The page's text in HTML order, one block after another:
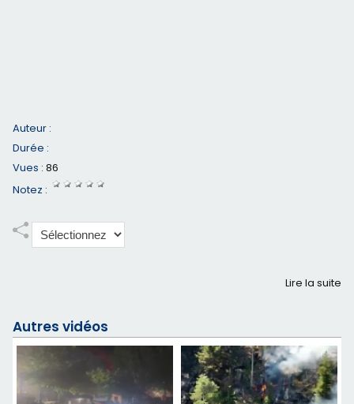
Auteur :
Durée :
Vues : 86
Notez :
Lire la suite
Autres vidéos